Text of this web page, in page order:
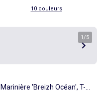
10 couleurs
1/5
Marinière 'Breizh Océan', T-